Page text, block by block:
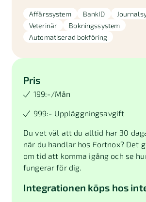
Affärssystem BankID
Veterinär
Bokningssystem
Automatiserad bokföring
Pris
199:-/Mån
999:- Uppläggningsavgift
Du vet väl att du alltid har 30
när du handlar hos Fortnox? Det
om tid att komma igång och se
fungerar för dig.
Integrationen köps hos